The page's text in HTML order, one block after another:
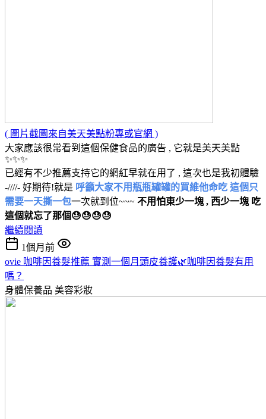
( 圖片截圖來自美天美點粉專或官網 )
大家應該很常看到這個保健食品的廣告 , 它就是美天美點
✨✨✨
已經有不少推薦支持它的網紅早就在用了 , 這次也是我初體驗
-////- 好期待!就是 呼籲大家不用瓶瓶罐罐的買維他命吃 這個只
需要一天撕一包一次就到位~~~ 不用怕東少一塊 , 西少一塊 吃
這個就忘了那個😓😓😓😓
繼續閱讀
1個月前
ovie 咖啡因養髮推薦 實測一個月頭皮養護🌿咖啡因養髮有用
嗎？
身體保養品 美容彩妝